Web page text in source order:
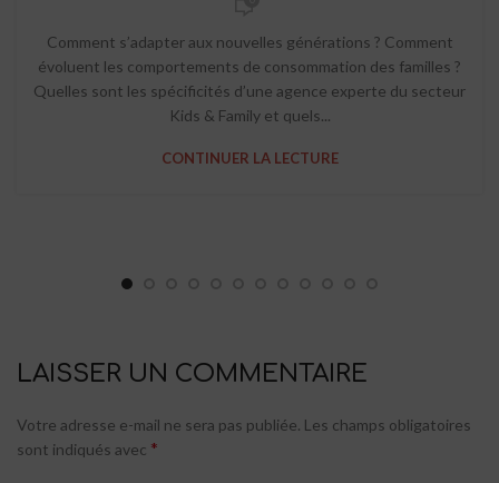
Comment s’adapter aux nouvelles générations ? Comment
évoluent les comportements de consommation des familles ?
Quelles sont les spécificités d’une agence experte du secteur
Kids & Family et quels...
CONTINUER LA LECTURE
LAISSER UN COMMENTAIRE
Votre adresse e-mail ne sera pas publiée. Les champs obligatoires
sont indiqués avec *